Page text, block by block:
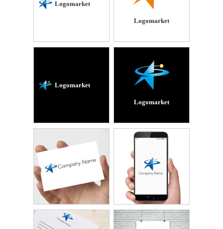
Logomarket
Logomarket
Logomarket
Logomarket